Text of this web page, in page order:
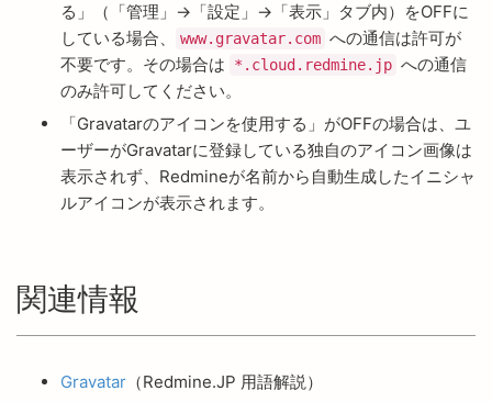
る」（「管理」→「設定」→「表示」タブ内）をOFFに
している場合、
www.gravatar.com への通信は許可が
不要です。その場合は
*.cloud.redmine.jp への通信
のみ許可してください。
「Gravatarのアイコンを使用する」がOFFの場合は、ユ
ーザーがGravatarに登録している独自のアイコン画像は
表示されず、Redmineが名前から自動生成したイニシャ
ルアイコンが表示されます。
関連情報
Gravatar （Redmine.JP 用語解説）